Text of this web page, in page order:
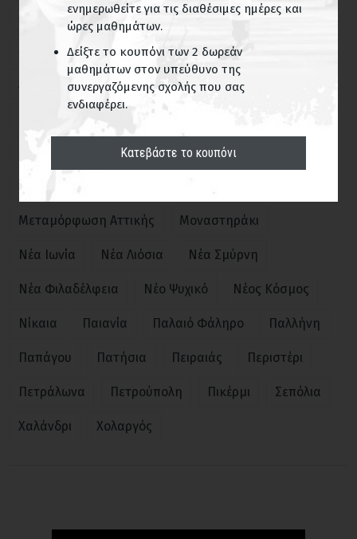
ΟΝΟΜΑ ΣΧΟΛΗΣ
ΕΥΡΕΣΗ
Άγιοι Ανάργυροι Άγιος Δημήτριος
Άγιος Ιωάννης Ρέντη Αθήνα Αιγάλεω
Αμπελόκηποι Ανθούπολη Βάρη
Ιλίσια Κορωπί Κουκάκι
Μεταμόρφωση Αττικής Μοναστηράκι
Νέα Ιωνία Νέα Λιόσια Νέα Σμύρνη
Νέα Φιλαδέλφεια Νέο Ψυχικό Νέος Κόσμος
Νίκαια Παιανία Παλαιό Φάληρο Παλλήνη
Παπάγου Πατήσια Πειραιάς Περιστέρι
Πετράλωνα Πετρούπολη Πικέρμι Σεπόλια
Χαλάνδρι Χολαργός
ενημερωθείτε για τις διαθέσιμες ημέρες και
ώρες μαθημάτων.
Δείξτε το κουπόνι των 2 δωρεάν
μαθημάτων στον υπεύθυνο της
συνεργαζόμενης σχολής που σας
ενδιαφέρει.
Κατεβάστε το κουπόνι